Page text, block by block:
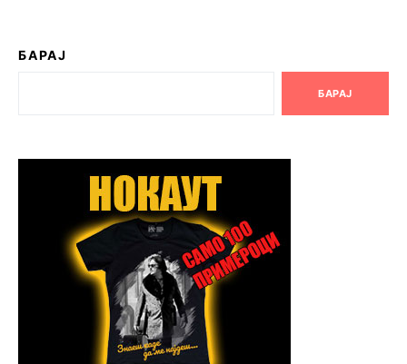
БАРАЈ
БАРАЈ